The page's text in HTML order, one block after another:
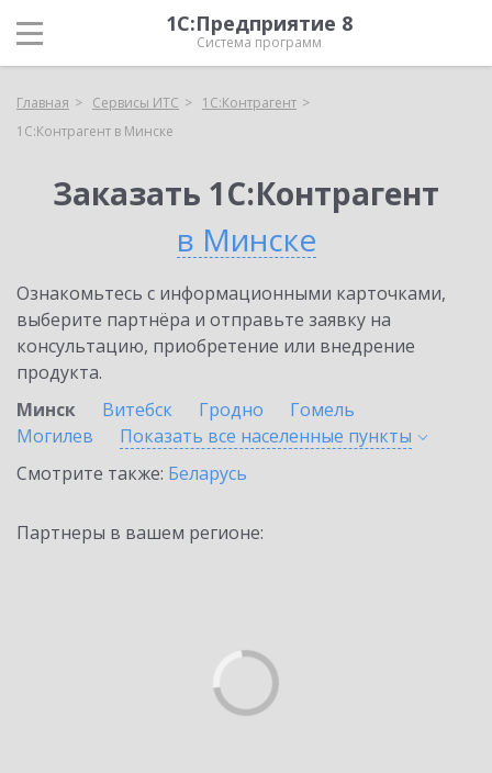
1С:Предприятие 8
Система программ
Главная Сервисы ИТС
1С:Контрагент
1С:Контрагент в Минске
Заказать 1С:Контрагент
в Минске
Ознакомьтесь с информационными карточками,
выберите партнёра и отправьте заявку на
консультацию, приобретение или внедрение
продукта.
Минск
Витебск Гродно
Гомель
Могилев
Показать все населенные пункты
Смотрите также: Беларусь
Партнеры в вашем регионе: